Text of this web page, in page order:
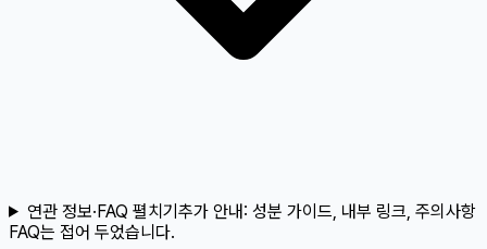
연관 정보·FAQ 펼치기추가 안내: 성분 가이드, 내부 링크, 주의사항
FAQ는 접어 두었습니다.